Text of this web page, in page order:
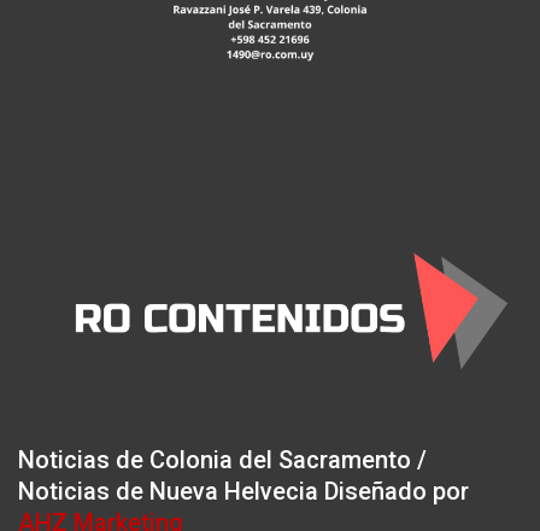
Noticias de Colonia del Sacramento /
Noticias de Nueva Helvecia Diseñado por
AHZ Marketing